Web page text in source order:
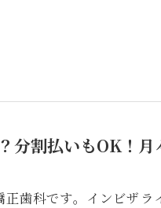
分割払いもOK！
歯科です。インビザ